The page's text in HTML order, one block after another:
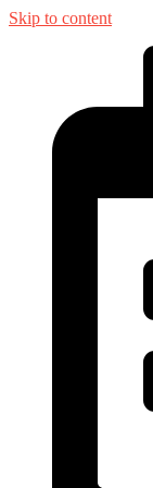
Skip to content